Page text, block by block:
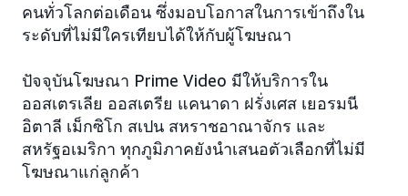
คนทั่วโลกต่อเดือน ซึ่งมอบโอกาสในการเข้าถึงใน
ระดับที่ไม่มีใครเทียบได้ให้กับผู้โฆษณา
ปัจจุบันโฆษณา Prime Video มีให้บริการใน
ออสเตรเลีย ออสเตรีย แคนาดา ฝรั่งเศส เยอรมนี
อิตาลี เม็กซิโก สเปน สหราชอาณาจักร และ
สหรัฐอเมริกา ทุกภูมิภาคยังนำเสนอตัวเลือกที่ไม่มี
โฆษณาแก่ลูกค้า